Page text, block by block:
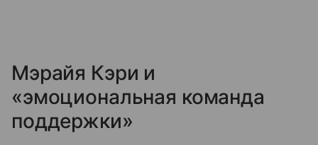
Мэрайя Кэри и
«эмоциональная команда
поддержки»